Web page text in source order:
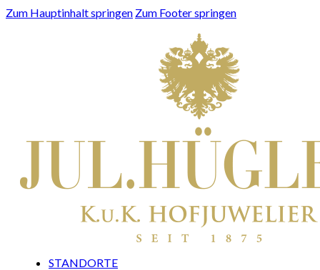
Zum Hauptinhalt springen Zum Footer springen
STANDORTE